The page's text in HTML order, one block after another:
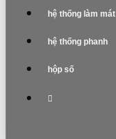
hệ thống làm mát
hệ thống phanh
hộp số